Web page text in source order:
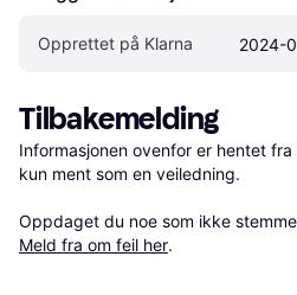
Opprettet på Klarna 2024-
Tilbakemelding
Informasjonen ovenfor er hentet
kun ment som en veiledning.
Oppdaget du noe som ikke
Meld fra om feil her.